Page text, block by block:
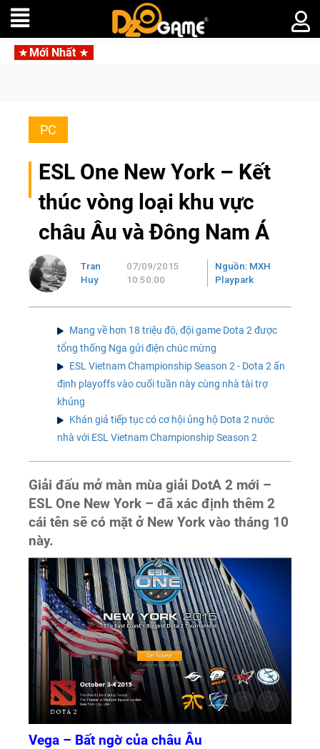
Mới Nhất
PC
ESL One New York – Kết
thúc vòng loại khu vực
châu Âu và Đông Nam Á
Tran
Huy
07/09/2015
10:50:00
Nguồn: MXH
Playpark
Mang về hơn 18 triệu đô, đội game Dota 2 được
tổng thống Nga gửi điện chúc mừng
ESL Vietnam Championship Season 2 - Dota 2 ấn
định playoffs vào cuối tuần này cùng nhà tài trợ
khủng
Khán giả tiếp tục có cơ hội ủng hộ Dota 2 nước
nhà với ESL Vietnam Championship Season 2
Giải đấu mở màn mùa giải DotA 2 mới –
ESL One New York – đã xác định thêm 2
cái tên sẽ có mặt ở New York vào tháng 10
này.
Vega – Bất ngờ của châu Âu